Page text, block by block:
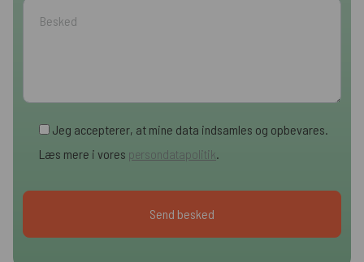
Jeg accepterer, at mine data indsamles og opbevares.
Læs mere i vores persondatapolitik.